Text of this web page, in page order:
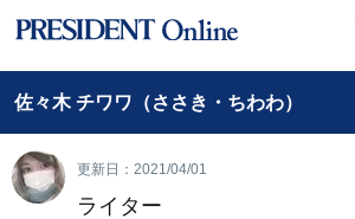
佐々木 チワワ（ささき・ちわわ）
更新日：2021/04/01
ライター